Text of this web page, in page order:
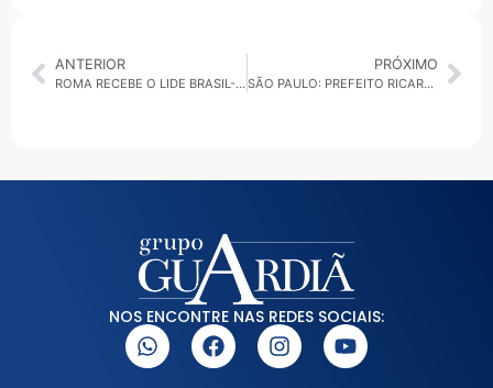
ANTERIOR
ROMA RECEBE O LIDE BRASIL-ITÁLIA FÓRUM PARA DISCUTIR INVESTIMENTOS E COOPERAÇÃO BILATERAL
PRÓXIMO
SÃO PAULO: PREFEITO RICARDO NUNES E GOVERNADOR TARCÍSIO DE FREITAS ENTREGAM NOVAS MORADIAS NA ZONA LESTE — OUÇA AO VIVO NA RÁDIO A GUARDIÃ DA NOTÍCIA
NOS ENCONTRE NAS REDES SOCIAIS: